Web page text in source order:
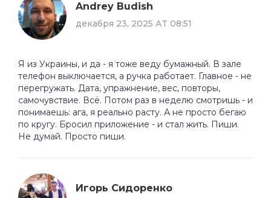
Andrey Budish
декабря 23, 2025 AT 08:51
Я из Украины, и да - я тоже веду бумажный. В зале
телефон выключается, а ручка работает. Главное - не
перегружать. Дата, упражнение, вес, повторы,
самочувствие. Всё. Потом раз в неделю смотришь - и
понимаешь: ага, я реально расту. А не просто бегаю
по кругу. Бросил приложение - и стал жить. Пиши.
Не думай. Просто пиши.
Игорь Сидоренко